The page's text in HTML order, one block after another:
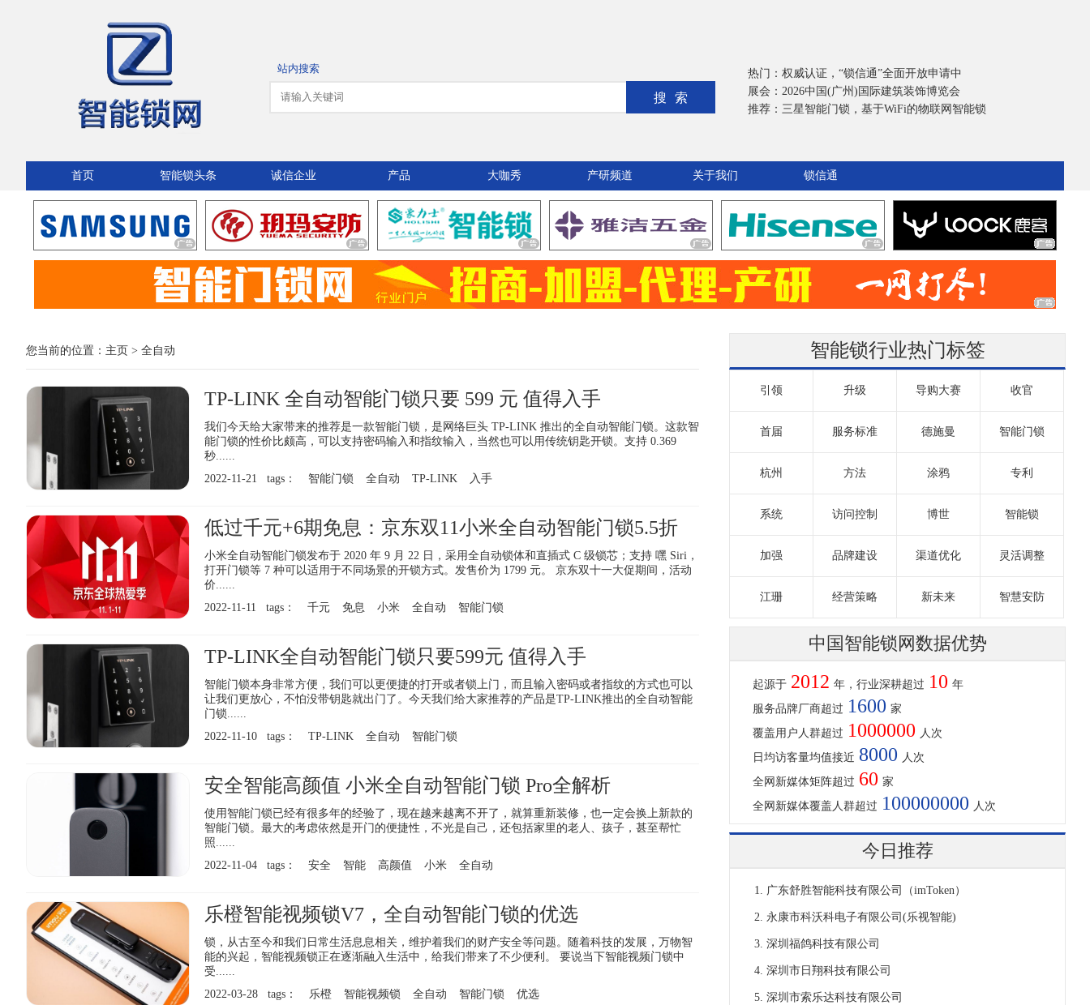
站内搜索
搜索
热门： 权威认证，“锁信通”全面开放申请中
展会： 2026中国(广州)国际建筑装饰博览会
推荐： 三星智能门锁，基于WiFi的物联网智能锁
首页 智能锁头条 诚信企业 产品 大咖秀 产研频道 关于我们 锁信通
您当前的位置： 主页 > 全自动
TP-LINK 全自动智能门锁只要 599 元 值得入手
我们今天给大家带来的推荐是一款智能门锁，是网络巨头 TP-LINK 推出的全自动智能门锁。这款智
能门锁的性价比颇高，可以支持密码输入和指纹输入，当然也可以用传统钥匙开锁。支持 0.369
秒......
2022-11-21 tags：
智能门锁 全自动 TP-LINK 入手
低过千元+6期免息：京东双11小米全自动智能门锁5.5折
小米全自动智能门锁发布于 2020 年 9 月 22 日，采用全自动锁体和直插式 C 级锁芯；支持 嘿 Siri，
打开门锁等 7 种可以适用于不同场景的开锁方式。发售价为 1799 元。 京东双十一大促期间，活动
价......
2022-11-11 tags：
千元 免息 小米 全自动 智能门锁
TP-LINK全自动智能门锁只要599元 值得入手
智能门锁本身非常方便，我们可以更便捷的打开或者锁上门，而且输入密码或者指纹的方式也可以
让我们更放心，不怕没带钥匙就出门了。今天我们给大家推荐的产品是TP-LINK推出的全自动智能
门锁......
2022-11-10 tags：
TP-LINK 全自动 智能门锁
安全智能高颜值 小米全自动智能门锁 Pro全解析
使用智能门锁已经有很多年的经验了，现在越来越离不开了，就算重新装修，也一定会换上新款的
智能门锁。最大的考虑依然是开门的便捷性，不光是自己，还包括家里的老人、孩子，甚至帮忙
照......
2022-11-04 tags：
安全 智能 高颜值 小米 全自动
乐橙智能视频锁V7，全自动智能门锁的优选
锁，从古至今和我们日常生活息息相关，维护着我们的财产安全等问题。随着科技的发展，万物智
能的兴起，智能视频锁正在逐渐融入生活中，给我们带来了不少便利。 要说当下智能视频门锁中
受......
2022-03-28 tags：
乐橙 智能视频锁 全自动 智能门锁 优选
智能锁行业热门标签
引领 升级 导购大赛 收官
首届 服务标准 德施曼 智能门锁
杭州 方法 涂鸦 专利
系统 访问控制 博世 智能锁
加强 品牌建设 渠道优化 灵活调整
江珊 经营策略 新未来 智慧安防
中国智能锁网数据优势
起源于 2012 年，行业深耕超过 10 年
服务品牌厂商超过 1600 家
覆盖用户人群超过 1000000 人次
日均访客量均值接近 8000 人次
全网新媒体矩阵超过 60 家
全网新媒体覆盖人群超过 100000000 人次
今日推荐
广东舒胜智能科技有限公司（imToken）
永康市科沃科电子有限公司(乐视智能)
深圳福鸽科技有限公司
深圳市日翔科技有限公司
深圳市索乐达科技有限公司